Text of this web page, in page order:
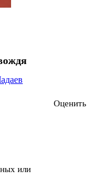
или
Оценить